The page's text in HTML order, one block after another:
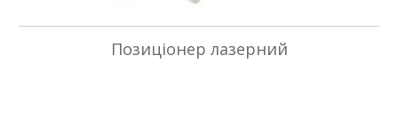
Позиціонер лазерний